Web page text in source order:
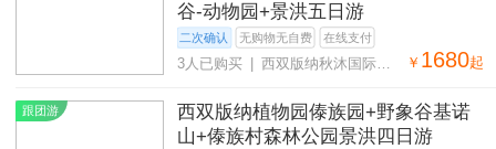
谷-动物园+景洪五日游
二次确认 无购物无自费 在线支付
￥ 1680起
3人已购买 | 西双版纳秋沐国际旅
跟团游
西双版纳植物园傣族园+野象谷基诺
山+傣族村森林公园景洪四日游